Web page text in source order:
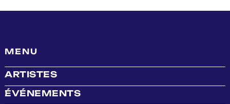
MENU
ARTISTES
ÉVÉNEMENTS